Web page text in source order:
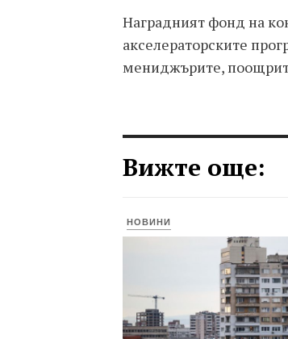
Наградният фонд на
акселераторските
мениджърите,
Вижте още:
НОВИНИ